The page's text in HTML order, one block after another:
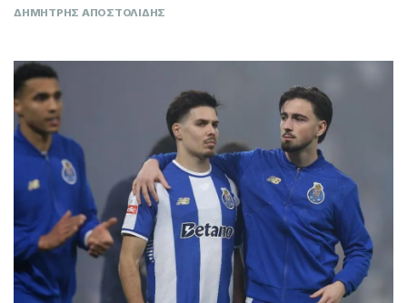
ΔΗΜΗΤΡΗΣ ΑΠΟΣΤΟΛΙΔΗΣ